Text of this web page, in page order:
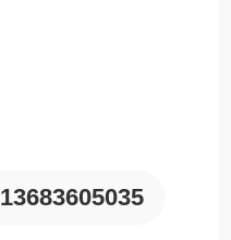
13683605035